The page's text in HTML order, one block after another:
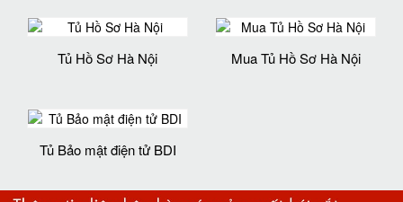
Tủ Hồ Sơ Hà Nội Mua Tủ Hồ Sơ Hà Nội
Tủ Bảo mật điện tử BDI